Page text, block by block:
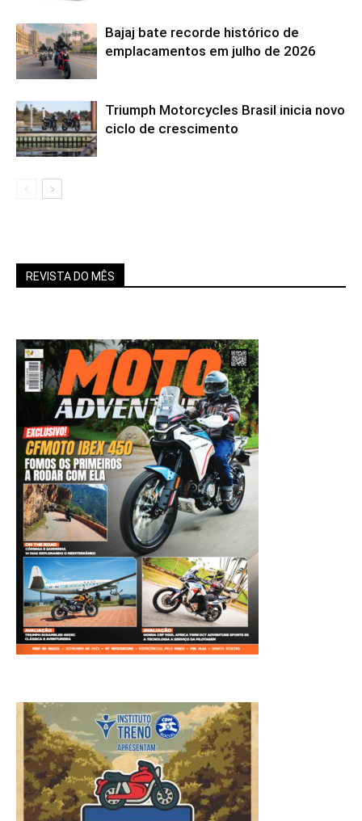
Bajaj bate recorde histórico de
emplacamentos em julho de 2026
Triumph Motorcycles Brasil inicia novo
ciclo de crescimento
REVISTA DO MÊS